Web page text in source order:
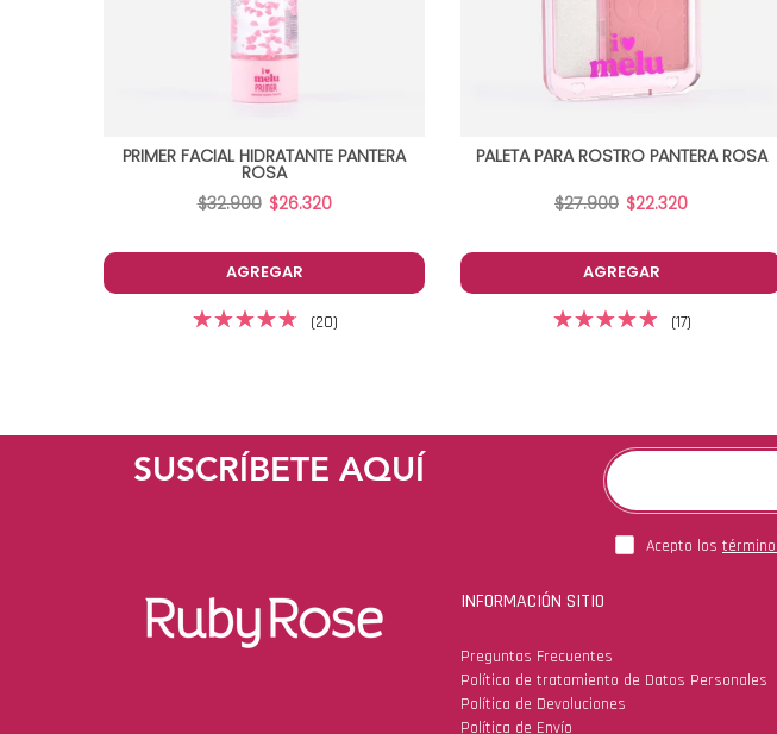
PRIMER FACIAL HIDRATANTE PANTERA
ROSA
$32.900 $26.320
AGREGAR
(20)
PALETA PARA ROSTRO PANTERA ROSA
$27.900 $22.320
AGREGAR
(17)
SUSCRÍBETE AQUÍ
Acepto los
INFORMACIÓN SITIO
Preguntas Frecuentes
Política de tratamiento de Datos Personales
Política de Devoluciones
Política de Envío